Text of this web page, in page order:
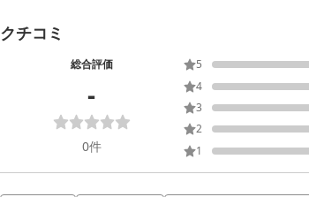
クチコミ
総合評価
-
0件
5
4
3
2
1